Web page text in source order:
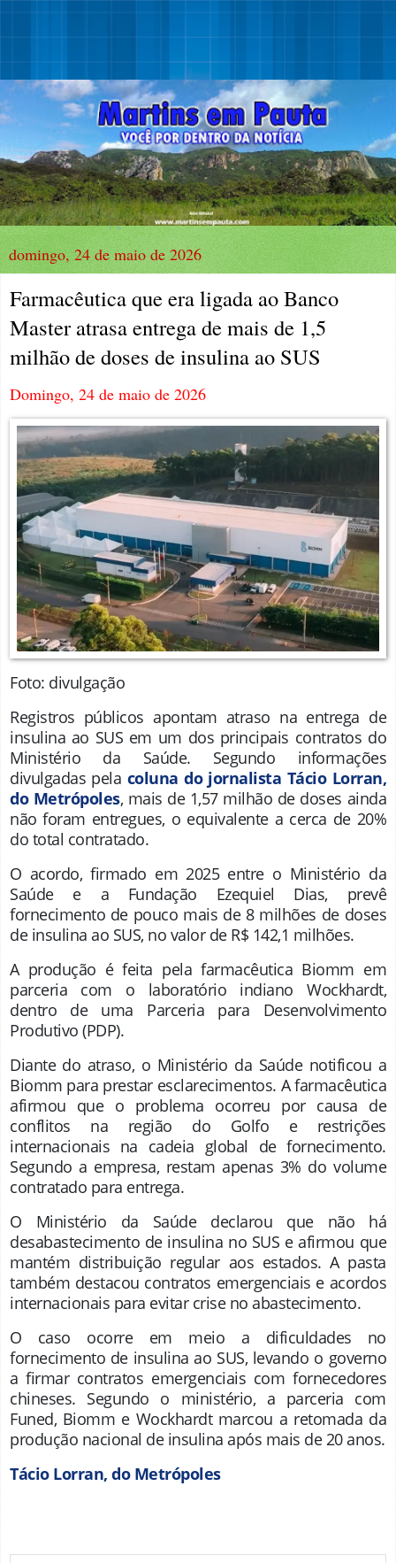
domingo, 24 de maio de 2026
Farmacêutica que era ligada ao Banco
Master atrasa entrega de mais de 1,5
milhão de doses de insulina ao SUS
Domingo, 24 de maio de 2026
Foto: divulgação
Registros públicos apontam atraso na entrega de
insulina ao SUS em um dos principais contratos do
Ministério da Saúde. Segundo informações
divulgadas pela coluna do jornalista Tácio Lorran,
do Metrópoles, mais de 1,57 milhão de doses ainda
não foram entregues, o equivalente a cerca de 20%
do total contratado.
O acordo, firmado em 2025 entre o Ministério da
Saúde e a Fundação Ezequiel Dias, prevê
fornecimento de pouco mais de 8 milhões de doses
de insulina ao SUS, no valor de R$ 142,1 milhões.
A produção é feita pela farmacêutica Biomm em
parceria com o laboratório indiano Wockhardt,
dentro de uma Parceria para Desenvolvimento
Produtivo (PDP).
Diante do atraso, o Ministério da Saúde notificou a
Biomm para prestar esclarecimentos. A farmacêutica
afirmou que o problema ocorreu por causa de
conflitos na região do Golfo e restrições
internacionais na cadeia global de fornecimento.
Segundo a empresa, restam apenas 3% do volume
contratado para entrega.
O Ministério da Saúde declarou que não há
desabastecimento de insulina no SUS e afirmou que
mantém distribuição regular aos estados. A pasta
também destacou contratos emergenciais e acordos
internacionais para evitar crise no abastecimento.
O caso ocorre em meio a dificuldades no
fornecimento de insulina ao SUS, levando o governo
a firmar contratos emergenciais com fornecedores
chineses. Segundo o ministério, a parceria com
Funed, Biomm e Wockhardt marcou a retomada da
produção nacional de insulina após mais de 20 anos.
Tácio Lorran, do Metrópoles